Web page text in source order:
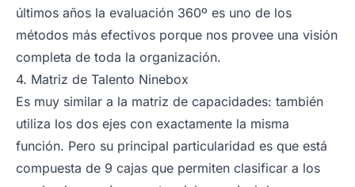
últimos años la evaluación 360º es uno de los
métodos más efectivos porque nos provee una visión
completa de toda la organización.
4. Matriz de Talento Ninebox
Es muy similar a la matriz de capacidades: también
utiliza los dos ejes con exactamente la misma
función. Pero su principal particularidad es que está
compuesta de 9 cajas que permiten clasificar a los